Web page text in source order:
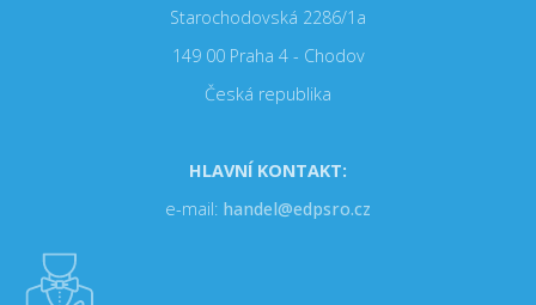
Starochodovská 2286/1a
149 00 Praha 4 - Chodov
Česká republika
HLAVNÍ KONTAKT:
e-mail: handel@edpsro.cz